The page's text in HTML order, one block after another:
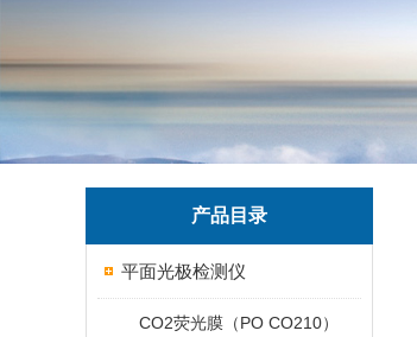
产品目录
平面光极检测仪
CO2荧光膜（PO CO210）